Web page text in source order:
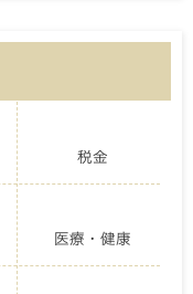
税金
医療・健康